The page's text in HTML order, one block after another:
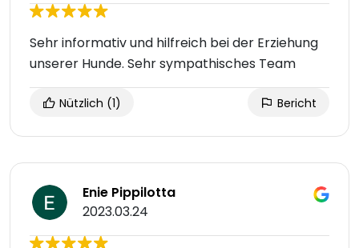
Sehr informativ und hilfreich bei der Erziehung
unserer Hunde. Sehr sympathisches Team
Nützlich (1) Bericht
Enie Pippilotta
2023.03.24